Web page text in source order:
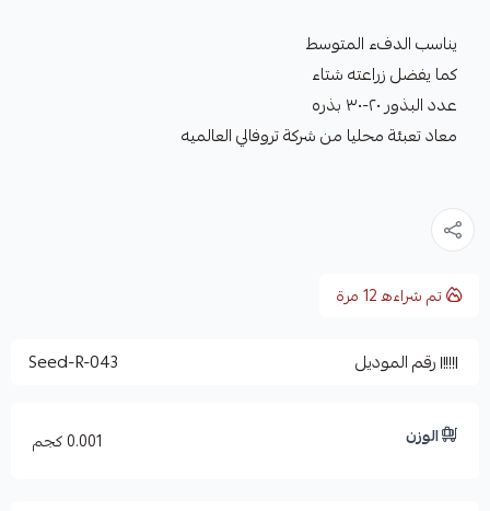
يناسب الدفء المتوسط
كما يفضل زراعته شتاء
عدد البذور ٢٠-٣٠ بذره
معاد تعبئة محليا من شركة تروفالي العالميه
تم شراءه12مرة
رقم الموديل Seed-R-043
الوزن 0.001 كجم